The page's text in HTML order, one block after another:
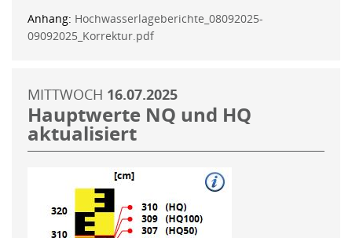
Anhang: Hochwasserlageberichte_08092025-
09092025_Korrektur.pdf
MITTWOCH 16.07.2025
Hauptwerte NQ und HQ
aktualisiert